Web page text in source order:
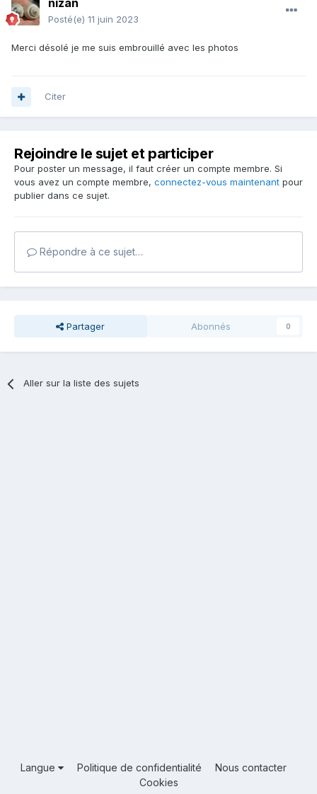
nizan
Posté(e) 11 juin 2023
Merci désolé je me suis embrouillé avec les photos
Citer
Rejoindre le sujet et participer
Pour poster un message, il faut créer un compte membre. Si
vous avez un compte membre, connectez-vous maintenant pour
publier dans ce sujet.
Répondre à ce sujet…
Partager Abonnés 0
Aller sur la liste des sujets
Langue Politique de confidentialité
Nous contacter
Cookies